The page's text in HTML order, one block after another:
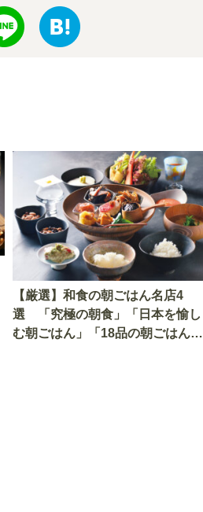
【厳選】和食の朝ごはん名店4
選 「究極の朝食」「日本を愉し
む朝ごはん」「18品の朝ごはん」